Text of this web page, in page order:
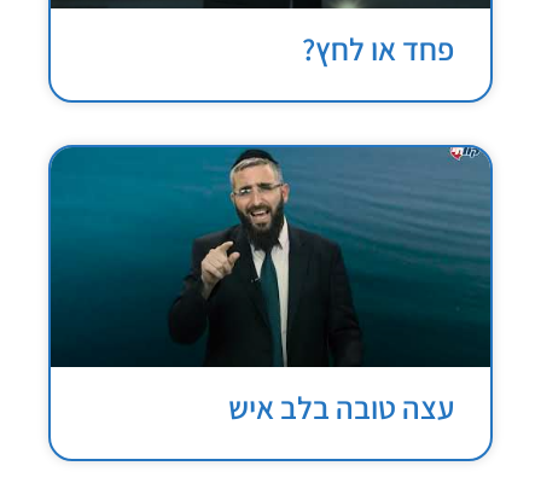
פחד או לחץ?
עצה טובה בלב איש